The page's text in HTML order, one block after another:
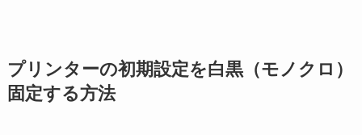
プリンターの初期設定を白黒（モノクロ）
固定する方法